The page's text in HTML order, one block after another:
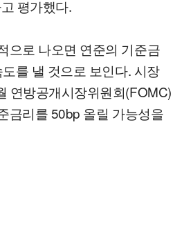
평가했다.
으로 나오면 연준의 기준금
를 낼 것으로 보인다. 시장
연방공개시장위원회(FOMC)
금리를 50bp 올릴 가능성을